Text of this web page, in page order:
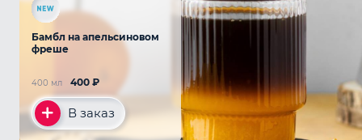
Бамбл на апельсиновом
фреше
400 ₽
400 мл
В заказ